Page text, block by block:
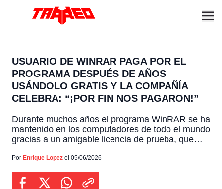
USUARIO DE WINRAR PAGA POR EL
PROGRAMA DESPUÉS DE AÑOS
USÁNDOLO GRATIS Y LA COMPAÑÍA
CELEBRA: “¡POR FIN NOS PAGARON!”
Durante muchos años el programa WinRAR se ha
mantenido en los computadores de todo el mundo
gracias a un amigable licencia de prueba, que
cultura donde casi nadie suele pagar por este
en cuando, tal como ocurrió recientemente en la
Por Enrique Lopez el 05/06/2026